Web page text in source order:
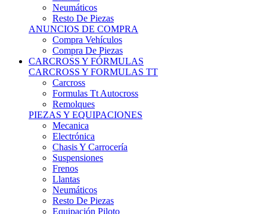
Resto De Piezas
ANUNCIOS DE COMPRA
Compra Vehículos
Compra De Piezas
CARCROSS Y FÓRMULAS
CARCROSS Y FORMULAS TT
Carcross
Formulas Tt Autocross
Remolques
PIEZAS Y EQUIPACIONES
Mecanica
Electrónica
Chasis Y Carrocería
Suspensiones
Frenos
Llantas
Neumáticos
Resto De Piezas
Equipación Piloto
ANUNCIOS DE COMPRA